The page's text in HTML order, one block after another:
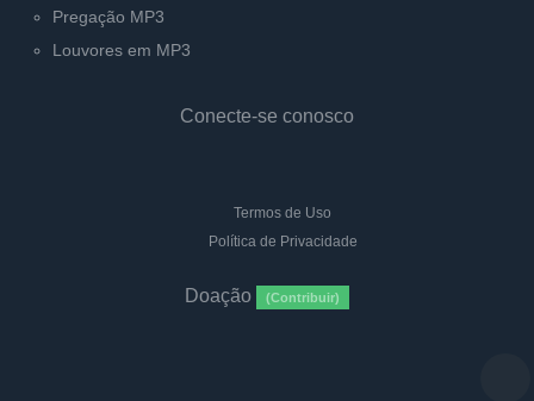
Pregação MP3
Louvores em MP3
Conecte-se conosco
Termos de Uso
Política de Privacidade
Doação (Contribuir)